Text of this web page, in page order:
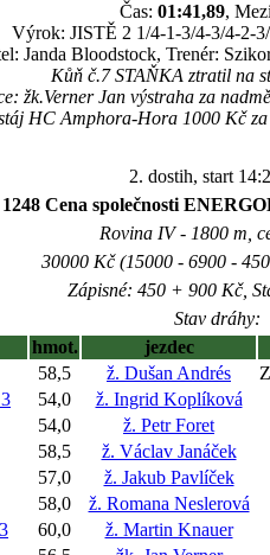
Čas: 01:41,89,
Výrok: JISTĚ 2 1/4-1-3/4-3/4-2-
Janda Bloodstock, Trenér:
Kůň č.7 STAŇKA ztratil na
žk.Verner Jan výstraha za
HC Amphora-Hora 1000 Kč
2. dostih, start
1248 Cena společnosti
Rovina IV - 1800 m,
30000 Kč (15000 - 6900 -
Zápisné: 450 + 900 Kč,
Stav dráhy:
hmot. jezdec
58,5 ž. Dušan Andrés
54,0 ž. Ingrid Koplíková
54,0 ž. Petr Foret
58,5 ž. Václav Janáček
57,0 ž. Jakub Pavlíček
58,0 ž. Romana Neslerová
60,0 ž. Martin Knauer